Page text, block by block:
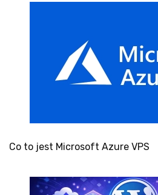
Co to jest Microsoft Azure VPS